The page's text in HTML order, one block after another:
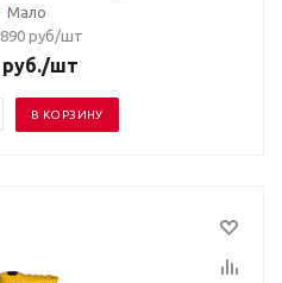
Мало
руб/шт
/шт
В КОРЗИНУ